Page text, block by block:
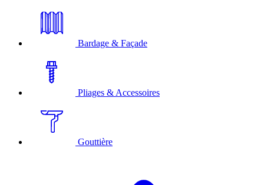
Bardage & Façade
Pliages & Accessoires
Gouttière